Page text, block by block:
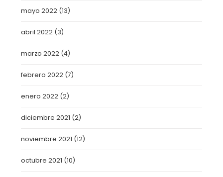
mayo 2022 (13)
abril 2022 (3)
marzo 2022 (4)
febrero 2022 (7)
enero 2022 (2)
diciembre 2021 (2)
noviembre 2021 (12)
octubre 2021 (10)